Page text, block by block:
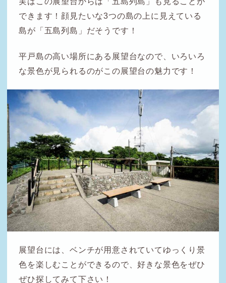
できます！顔見たいな3つの島の上に見えている
島が「五島列島」だそうです！
平戸島の高い場所にある展望台なので、いろいろ
な景色が見られるのがこの展望台の魅力です！
展望台には、ベンチが用意されていてゆっくり景
色を楽しむことができるので、好きな景色をぜひ
ぜひ探してみて下さい！